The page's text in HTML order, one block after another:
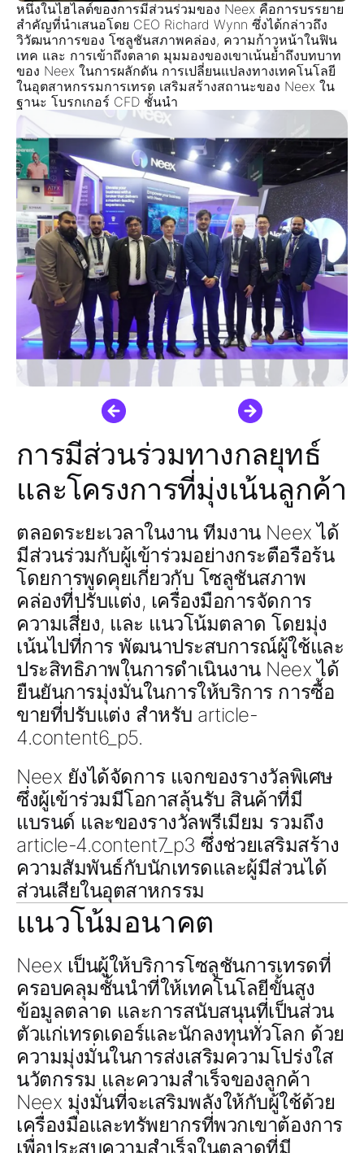
หนึ่งในไฮไลต์ของการมีส่วนร่วมของ Neex คือการบรรยาย
สำคัญที่นำเสนอโดย CEO Richard Wynn ซึ่งได้กล่าวถึง
วิวัฒนาการของ โซลูชันสภาพคล่อง, ความก้าวหน้าในฟิน
เทค และ การเข้าถึงตลาด มุมมองของเขาเน้นย้ำถึงบทบาท
ของ Neex ในการผลักดัน การเปลี่ยนแปลงทางเทคโนโลยี
ในอุตสาหกรรมการเทรด เสริมสร้างสถานะของ Neex ใน
ฐานะ โบรกเกอร์ CFD ชั้นนำ
การมีส่วนร่วมทางกลยุทธ์
และโครงการที่มุ่งเน้นลูกค้า
ตลอดระยะเวลาในงาน ทีมงาน Neex ได้
มีส่วนร่วมกับผู้เข้าร่วมอย่างกระตือรือร้น
โดยการพูดคุยเกี่ยวกับ โซลูชันสภาพ
คล่องที่ปรับแต่ง, เครื่องมือการจัดการ
ความเสี่ยง, และ แนวโน้มตลาด โดยมุ่ง
เน้นไปที่การพัฒนาประสบการณ์ผู้ใช้และ
ประสิทธิภาพในการดำเนินงานNeex ได้
ยืนยันการมุ่งมั่นในการให้บริการ การซื้อ
ขายที่ปรับแต่ง สำหรับ article-
4.content6_p5.
Neex ยังได้จัดการ แจกของรางวัลพิเศษ
ซึ่งผู้เข้าร่วมมีโอกาสลุ้นรับ สินค้าที่มี
แบรนด์ และของรางวัลพรีเมียม รวมถึง
article-4.content7_p3 ซึ่งช่วยเสริมสร้าง
ความสัมพันธ์กับนักเทรดและผู้มีส่วนได้
ส่วนเสียในอุตสาหกรรม
แนวโน้มอนาคต
Neex เป็นผู้ให้บริการโซลูชันการเทรดที่
ครอบคลุมชั้นนำที่ให้เทคโนโลยีขั้นสูง
ข้อมูลตลาด และการสนับสนุนที่เป็นส่วน
ตัวแก่เทรดเดอร์และนักลงทุนทั่วโลก ด้วย
ความมุ่งมั่นในการส่งเสริมความโปร่งใส
นวัตกรรม และความสำเร็จของลูกค้า
Neex มุ่งมั่นที่จะเสริมพลังให้กับผู้ใช้ด้วย
เครื่องมือและทรัพยากรที่พวกเขาต้องการ
เพื่อประสบความสำเร็จในตลาดที่มี